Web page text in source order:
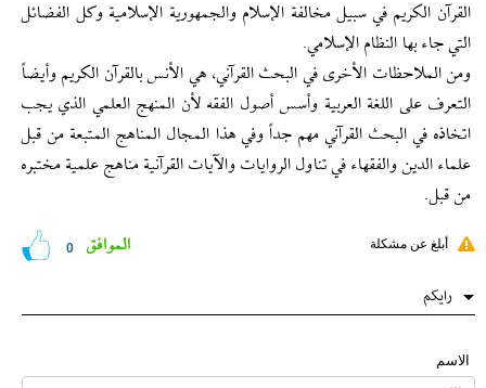
القرآن الكريم في سبيل مخالفة الإسلام والجمهورية الإسلامية وكل الفضائل
التي جاء بها النظام الإسلامي.
ومن الملاحظات الأخرى في البحث القرآني، هي الأنس بالقرآن الكريم وأيضاً
التعرف على اللغة العربية وأسس أصول الفقه لأن المنهج العلمي الذي يجب
اتخاذه في البحث القرآني مهم جداً وفي هذا المجال المناهج المتبعة من قبل
علماء الدين والفقهاء في تناول الروايات والآيات القرآنية مناهج علمية مختبره
من قبل.
أبلغ عن مشكلة 0 الموافق
رایکم
الاسم